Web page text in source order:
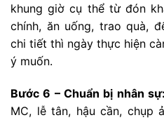
khung giờ cụ thể từ đón
chính, ăn uống, trao quà,
chi tiết thì ngày thực hiện
ý muốn.
Bước 6 – Chuẩn bị nhân sự:
MC, lễ tân, hậu cần, chụp